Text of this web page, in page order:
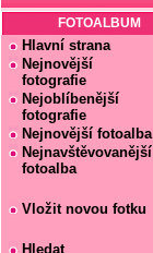
FOTOALBUM
Hlavní strana
Nejnovější
fotografie
Nejoblíbenější
fotografie
Nejnovější fotoalba
Nejnavštěvovanější
fotoalba
Vložit novou fotku
Hledat